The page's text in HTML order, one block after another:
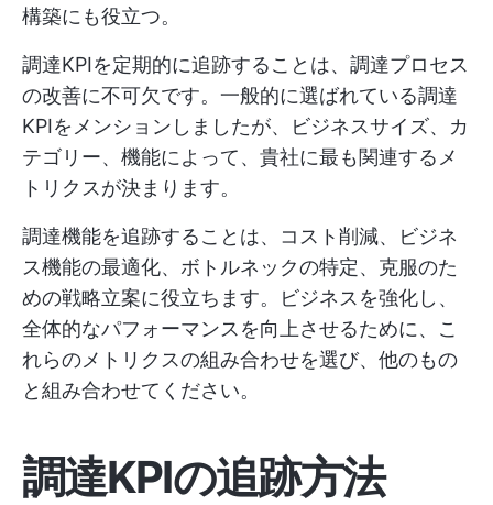
構築にも役立つ。
調達KPIを定期的に追跡することは、調達プロセス
の改善に不可欠です。一般的に選ばれている調達
KPIをメンションしましたが、ビジネスサイズ、カ
テゴリー、機能によって、貴社に最も関連するメ
トリクスが決まります。
調達機能を追跡することは、コスト削減、ビジネ
ス機能の最適化、ボトルネックの特定、克服のた
めの戦略立案に役立ちます。ビジネスを強化し、
全体的なパフォーマンスを向上させるために、こ
れらのメトリクスの組み合わせを選び、他のもの
と組み合わせてください。
調達KPIの追跡方法